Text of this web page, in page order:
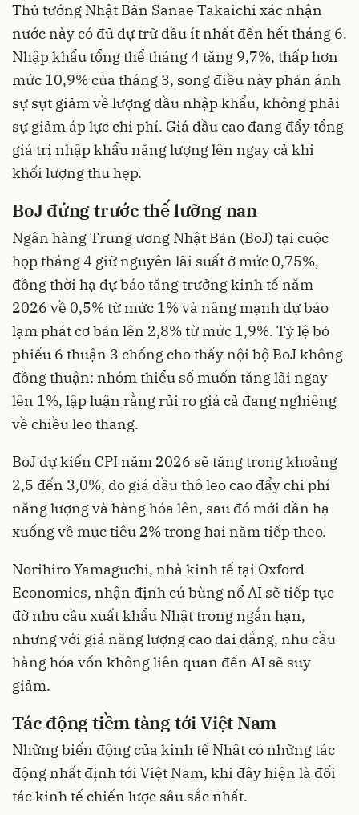
Thủ tướng Nhật Bản Sanae Takaichi xác nhận
nước này có đủ dự trữ dầu ít nhất đến hết tháng 6.
Nhập khẩu tổng thể tháng 4 tăng 9,7%, thấp hơn
mức 10,9% của tháng 3, song điều này phản ánh
sự sụt giảm về lượng dầu nhập khẩu, không phải
sự giảm áp lực chi phí. Giá dầu cao đang đẩy tổng
giá trị nhập khẩu năng lượng lên ngay cả khi
khối lượng thu hẹp.
BoJ đứng trước thế lưỡng nan
Ngân hàng Trung ương Nhật Bản (BoJ) tại cuộc
họp tháng 4 giữ nguyên lãi suất ở mức 0,75%,
đồng thời hạ dự báo tăng trưởng kinh tế năm
2026 về 0,5% từ mức 1% và nâng mạnh dự báo
lạm phát cơ bản lên 2,8% từ mức 1,9%. Tỷ lệ bỏ
phiếu 6 thuận 3 chống cho thấy nội bộ BoJ không
đồng thuận: nhóm thiểu số muốn tăng lãi ngay
lên 1%, lập luận rằng rủi ro giá cả đang nghiêng
về chiều leo thang.
BoJ dự kiến CPI năm 2026 sẽ tăng trong khoảng
2,5 đến 3,0%, do giá dầu thô leo cao đẩy chi phí
năng lượng và hàng hóa lên, sau đó mới dần hạ
xuống về mục tiêu 2% trong hai năm tiếp theo.
Norihiro Yamaguchi, nhà kinh tế tại Oxford
Economics, nhận định cú bùng nổ AI sẽ tiếp tục
đỡ nhu cầu xuất khẩu Nhật trong ngắn hạn,
nhưng với giá năng lượng cao dai dẳng, nhu cầu
hàng hóa vốn không liên quan đến AI sẽ suy
giảm.
Tác động tiềm tàng tới Việt Nam
Những biến động của kinh tế Nhật có những tác
động nhất định tới Việt Nam, khi đây hiện là đối
tác kinh tế chiến lược sâu sắc nhất.